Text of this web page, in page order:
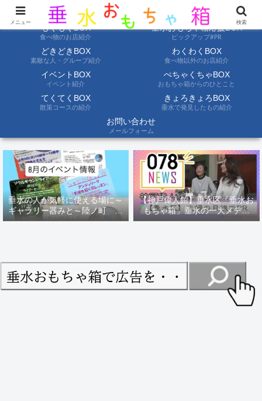
ようこそ垂水おもちゃ箱へ。垂水の情報を自分たちの目でみて聞いて伝えます
もぐもぐBOX
食べ物のお店紹介
垂水おもちゃ箱応援BOX
ピックアップ#PR
どきどきBOX
素敵な人・グループ紹介
わくわくBOX
食べ物以外のお店紹介
イベントBOX
イベント紹介
ぺちゃくちゃBOX
おもちゃ箱からのひとこと
てくてくBOX
散策コースの紹介
きょろきょろBOX
垂水で発見したもの紹介
お問い合わせ
メールフォーム
垂水の人が気軽に使える場に～
ギャラリー器みと～陸ノ町 ８
月のイベント情報
【神戸偉人館】垂水区「垂水お
もちゃ箱」垂水の一大メディ
ア！？｜神戸の魅力を凸インタ
メニュー 検索